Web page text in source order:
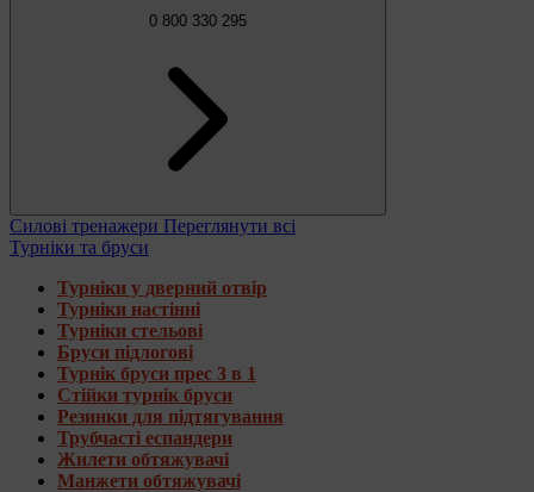
0 800 330 295
Силові тренажери Переглянути всі
Турніки та бруси
Турніки у дверний отвір
Турніки настінні
Турніки стельові
Бруси підлогові
Турнік бруси прес 3 в 1
Стійки турнік бруси
Резинки для підтягування
Трубчасті еспандери
Жилети обтяжувачі
Манжети обтяжувачі